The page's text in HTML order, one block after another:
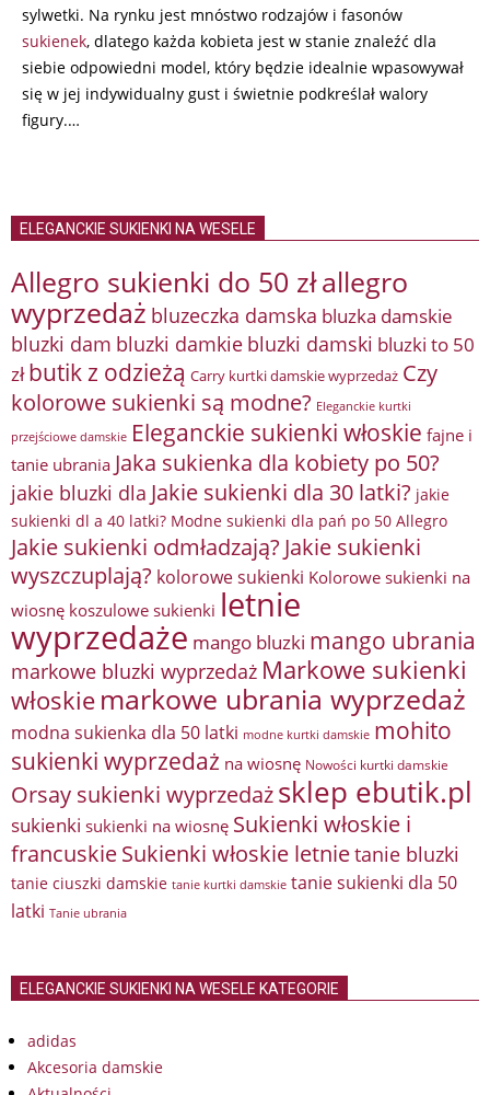
sylwetki. Na rynku jest mnóstwo rodzajów i fasonów
sukienek, dlatego każda kobieta jest w stanie znaleźć dla
siebie odpowiedni model, który będzie idealnie wpasowywał
się w jej indywidualny gust i świetnie podkreślał walory
figury.…
ELEGANCKIE SUKIENKI NA WESELE
Allegro sukienki do 50 złallegro
wyprzedaż bluzeczka damska bluzka damskie
bluzki dam bluzki damkie bluzki damski bluzki to 50
zł butik z odzieżą Carry kurtki damskie wyprzedaż Czy
kolorowe sukienki są modne? Eleganckie kurtki
przejściowe damskie Eleganckie sukienki włoskie fajne i
tanie ubrania Jaka sukienka dla kobiety po 50?
jakie bluzki dla Jakie sukienki dla 30 latki? jakie
sukienki dl a 40 latki? Modne sukienki dla pań po 50 Allegro
Jakie sukienki odmładzają? Jakie sukienki
wyszczuplają? kolorowe sukienki Kolorowe sukienki na
wiosnę koszulowe sukienki letnie
wyprzedaże mango bluzki mango ubrania
markowe bluzki wyprzedaż Markowe sukienki
włoskie markowe ubrania wyprzedaż
modna sukienka dla 50 latki modne kurtki damskie mohito
sukienki wyprzedaż na wiosnę Nowości kurtki damskie
Orsay sukienki wyprzedażsklep ebutik.pl
sukienki sukienki na wiosnę Sukienki włoskie i
francuskieSukienki włoskie letnietanie bluzki
tanie ciuszki damskie tanie kurtki damskie tanie sukienki dla 50
latki Tanie ubrania
ELEGANCKIE SUKIENKI NA WESELE KATEGORIE
adidas
Akcesoria damskie